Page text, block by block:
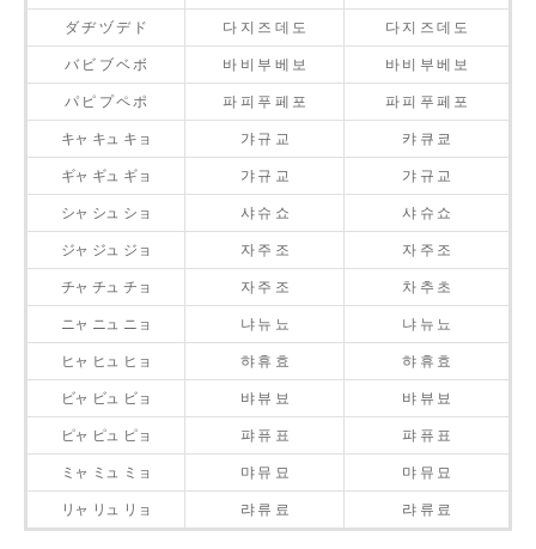
ダ ヂ ヅ デ ド 다 지 즈 데 도 다 지 즈 데 도
バ ビ ブ ベ ボ 바 비 부 베 보 바 비 부 베 보
パ ピ プ ペ ポ 파 피 푸 페 포 파 피 푸 페 포
キャ キュ キョ 갸 규 교 캬 큐 쿄
ギャ ギュ ギョ 갸 규 교 갸 규 교
シャ シュ ショ 샤 슈 쇼 샤 슈 쇼
ジャ ジュ ジョ 자 주 조 자 주 조
チャ チュ チョ 자 주 조 차 추 초
ニャ ニュ ニョ 냐 뉴 뇨 냐 뉴 뇨
ヒャ ヒュ ヒョ 햐 휴 효 햐 휴 효
ビャ ビュ ビョ 뱌 뷰 뵤 뱌 뷰 뵤
ピャ ピュ ピョ 퍄 퓨 표 퍄 퓨 표
ミャ ミュ ミョ 먀 뮤 묘 먀 뮤 묘
リャ リュ リョ 랴 류 료 랴 류 료